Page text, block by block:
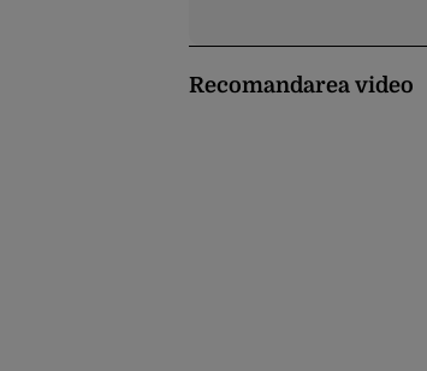
Recomandarea video